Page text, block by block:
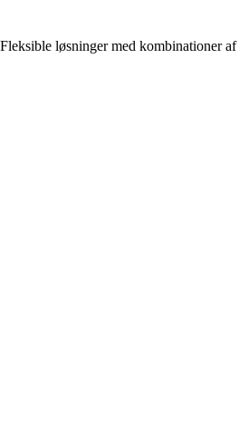
Fleksible løsninger med kombinationer